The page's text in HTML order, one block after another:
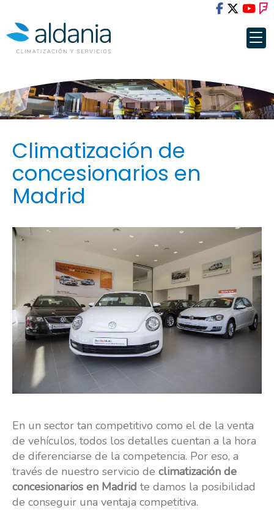
Climatización de
concesionarios en
Madrid
En un sector tan competitivo como el de la venta
de vehículos, todos los detalles cuentan a la hora
de diferenciarse de la competencia. Por eso, a
través de nuestro servicio de climatización de
concesionarios en Madrid te damos la posibilidad
de conseguir una ventaja competitiva.